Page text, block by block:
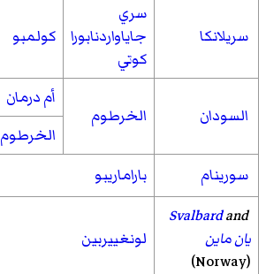
سريلانكا
سري
جاياواردنابورا
كوتي
كولمبو
السودان الخرطوم
أم درمان
الخرطوم
سورينام
باراماريبو
Svalbardand
يان ماين
(Norway)
لونغييربين